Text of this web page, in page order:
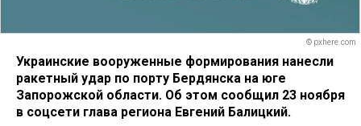
© pxhere.com
Украинские вооруженные формирования нанесли
ракетный удар по порту Бердянска на юге
Запорожской области. Об этом сообщил 23 ноября
в соцсети глава региона Евгений Балицкий.